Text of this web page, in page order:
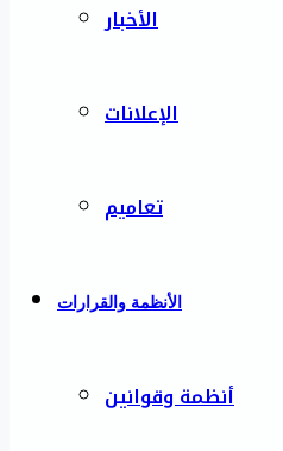
الأخبار
الإعلانات
تعاميم
الأنظمة والقرارات
أنظمة وقوانين